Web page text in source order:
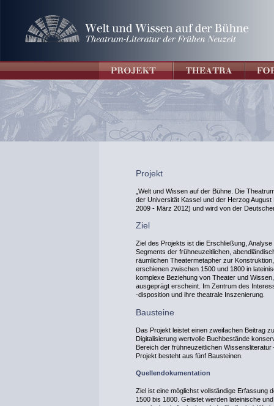
Projekt
„Welt und Wissen auf der Bühne. Die
der Universität Kassel und der Herzog
2009 - März 2012) und wird von der
Ziel
Ziel des Projekts ist die Erschließung,
Segments der frühneuzeitlichen,
räumlichen Theatermetapher zur
erschienen zwischen 1500 und 1800 in
komplexe Beziehung von Theater und
ausgeprägt erscheint. Im Zentrum des
‑disposition und ihre theatrale Inszenierung.
Bausteine
Das Projekt leistet einen zweifachen Beitrag
Digitalisierung wertvolle Buchbestände
Bereich der frühneuzeitlichen
Projekt besteht aus fünf Bausteinen.
Quellendokumentation
Ziel ist eine möglichst vollständige Erfassung
1500 bis 1800. Gelistet werden lateinische